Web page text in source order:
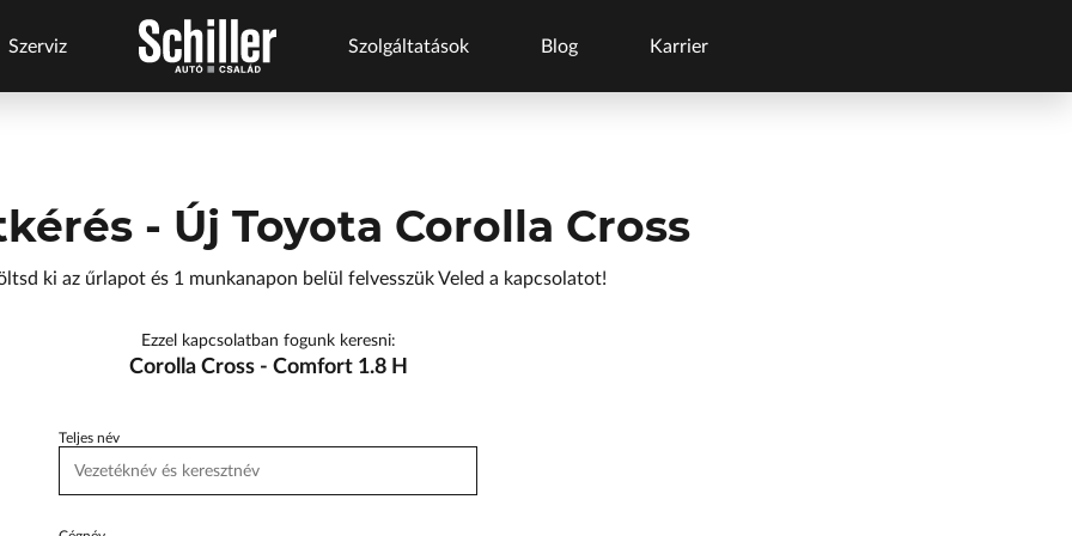
Geely Schiller
Lexus Pest
ŠKODA Schiller
Toyota Schiller
Szerviz
Schneider Electric
Tesla Approved Body
Shop
cserejárművek
Kulcsautomata
BYD Schiller
Cupra Schiller
Geely Schiller
Lexus Pest
Szolgáltatások
Flottakezelés
Karosszéria
Electric
Szerviz
Szerviz
Blog Karrier
- Új Toyota Corolla Cross
ki az űrlapot és 1 munkanapon belül felvesszük Veled a kapcsolatot!
Ezzel kapcsolatban fogunk keresni:
Corolla Cross - Comfort 1.8 H
Teljes név